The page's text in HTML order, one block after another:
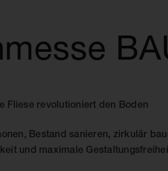
Fliese revolutioniert den Boden
Bestand sanieren, zirkulär
und maximale